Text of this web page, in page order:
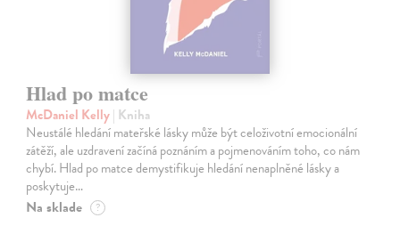
Hlad po matce
McDaniel Kelly| Kniha
Neustálé hledání mateřské lásky může být celoživotní emocionální
zátěží, ale uzdravení začíná poznáním a pojmenováním toho, co nám
chybí. Hlad po matce demystifikuje hledání nenaplněné lásky a
poskytuje…
Na sklade ?